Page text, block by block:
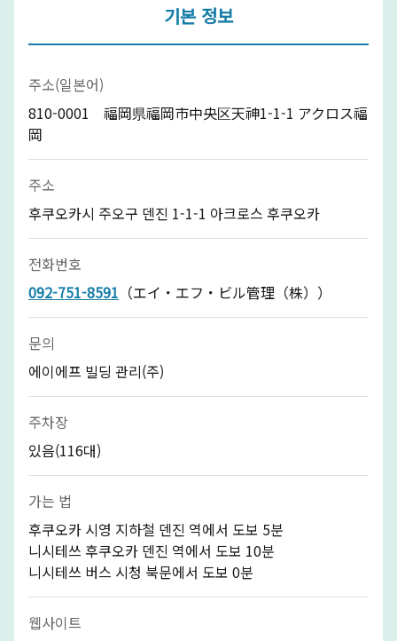
기본 정보
주소(일본어)
810-0001 福岡県福岡市中央区天神1-1-1 アクロス福
岡
주소
후쿠오카시 주오구 덴진 1-1-1 아크로스 후쿠오카
전화번호
092-751-8591 （エイ・エフ・ビル管理（株））
문의
에이에프 빌딩 관리(주)
주차장
있음(116대)
가는 법
후쿠오카 시영 지하철 덴진 역에서 도보 5분
니시테쓰 후쿠오카 덴진 역에서 도보 10분
니시테쓰 버스 시청 북문에서 도보 0분
웹사이트